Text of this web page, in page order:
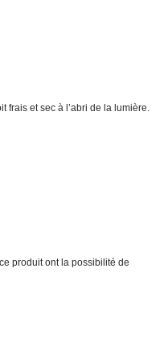
frais et sec à l’abri de la lumière.
produit ont la possibilité de